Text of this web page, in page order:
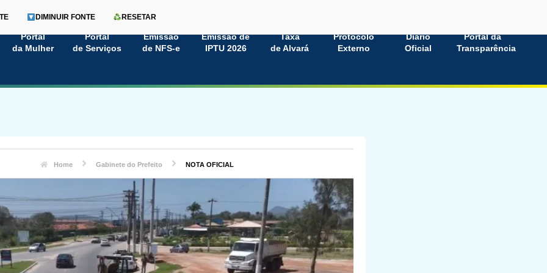
Portal
da Mulher
Portal
de Serviços
Emissão
de NFS-e
Emissão de
IPTU 2026
Taxa
de Alvará
Protocolo
Externo
Diário
Oficial
Portal da
Transparência
DIMINUIR FONTE RESETAR
Home Gabinete do Prefeito NOTA OFICIAL